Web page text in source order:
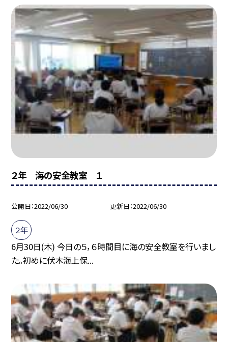
２年 海の安全教室 １
公開日 2022/06/30 更新日 2022/06/30
２年
6月30日(木) 今日の５，６時間目に海の安全教室を行いまし
た。初めに伏木海上保...